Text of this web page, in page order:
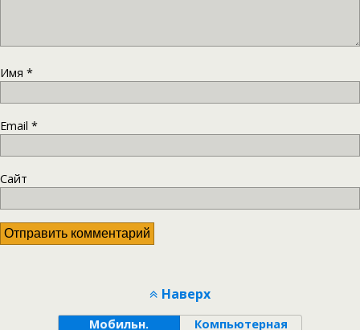
Имя *
Email *
Сайт
Наверх
Мобильн. Компьютерная